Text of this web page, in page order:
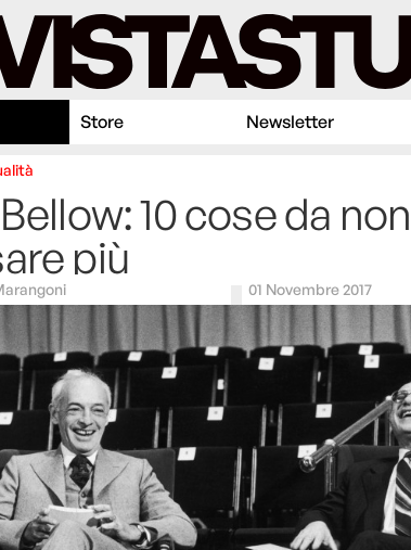
Store Newsletter
10 cose da non
più
01 Novembre 2017